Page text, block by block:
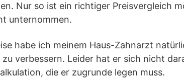
Nur so ist ein richtiger Preisvergleich
unternommen.
habe ich meinem Haus-Zahnarzt
verbessern. Leider hat er sich nicht
die er zugrunde legen muss.